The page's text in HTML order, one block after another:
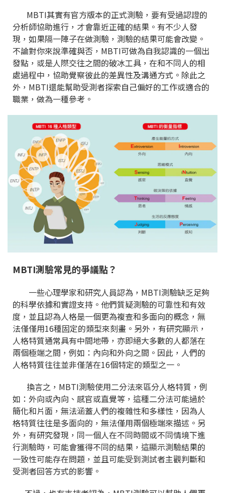
MBTI其實有官方版本的正式測驗，要有受過認證的
分析師協助進行，才會靠近正確的結果。有不少人發
現，如果隔一陣子在做測驗，測驗的結果可能會改變。
不論對你來說準確與否，MBTI可做為自我認識的一個出
發點，或是人際交往之間的破冰工具，在和不同人的相
處過程中，協助覺察彼此的差異性及溝通方式。除此之
外，MBTI還能幫助受測者探索自己偏好的工作或適合的
職業，做為一種參考。
MBTI測驗常見的爭議點？
一些心理學家和研究人員認為，MBTI測驗缺乏足夠
的科學依據和實證支持。他們質疑測驗的可靠性和有效
度，並且認為人格是一個更為複查和多面向的概念，無
法僅僅用16種固定的類型來刻畫。另外，有研究顯示，
人格特質通常具有中間地帶，亦即絕大多數的人都落在
兩個極端之間，例如：內向和外向之間。因此，人們的
人格特質往往並非僅落在16個特定的類型之一。
換言之，MBTI測驗使用二分法來區分人格特質，例
如：外向或內向、感官或直覺等，這種二分法可能過於
簡化和片面，無法涵蓋人們的複雜性和多樣性，因為人
格特質往往是多面向的，無法僅用兩個極端來描述。另
外，有研究發現，同一個人在不同時間或不同情境下進
行測驗時，可能會獲得不同的結果，這顯示測驗結果的
一致性可能存在問題，並且可能受到測試者主觀判斷和
受測者回答方式的影響。